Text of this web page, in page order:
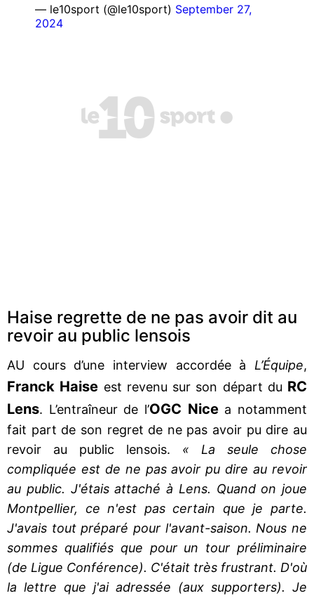
— le10sport (@le10sport) September 27,
2024
Haise regrette de ne pas avoir dit au
revoir au public lensois
AU cours d’une interview accordée à L’Équipe,
Franck Haise est revenu sur son départ du RC
Lens. L’entraîneur de l’OGC Nicea notamment
fait part de son regret de ne pas avoir pu dire au
revoir au public lensois. « La seule chose
compliquée est de ne pas avoir pu dire au revoir
au public. J'étais attaché à Lens. Quand on joue
Montpellier, ce n'est pas certain que je parte.
J'avais tout préparé pour l'avant-saison. Nous ne
sommes qualifiés que pour un tour préliminaire
(de Ligue Conférence). C'était très frustrant. D'où
la lettre que j'ai adressée (aux supporters). Je